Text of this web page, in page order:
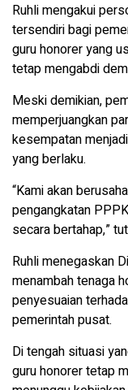
Ruhli mengakui
tersendiri bagi
guru honorer yang
tetap mengabdi
Meski demikian,
memperjuangkan
kesempatan
yang berlaku.
“Kami akan
pengangkatan
secara bertahap,”
Ruhli menegaskan
menambah tenaga
penyesuaian
pemerintah pusat.
Di tengah situasi
guru honorer tetap